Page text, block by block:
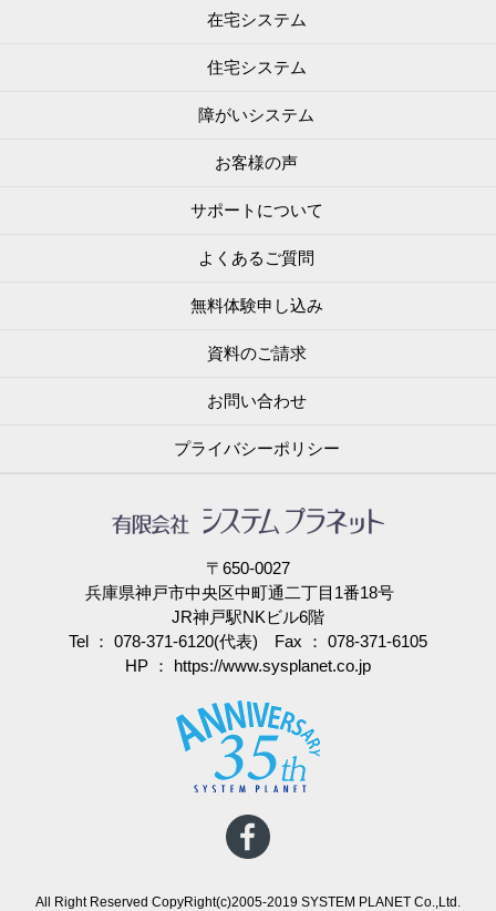
在宅システム
住宅システム
障がいシステム
お客様の声
サポートについて
よくあるご質問
無料体験申し込み
資料のご請求
お問い合わせ
プライバシーポリシー
〒650-0027
兵庫県神戸市中央区中町通二丁目1番18号
JR神戸駅NKビル6階
Tel ： 078-371-6120(代表) Fax ： 078-371-6105
HP ： https://www.sysplanet.co.jp
All Right Reserved CopyRight(c)2005-2019 SYSTEM PLANET Co.,Ltd.